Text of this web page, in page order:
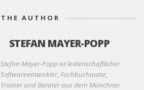
THE AUTHOR
STEFAN MAYER-POPP
Stefan Mayer-Popp ist leidenschaftlicher
Softwareentwickler, Fachbuchautor,
Trainer und Berater aus dem Münchner